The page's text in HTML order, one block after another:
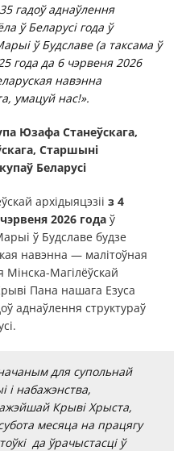
гадоў аднаўлення
ў Беларусі года ў
ў Будславе (а таксама ў
года да 6 чэрвеня 2026
навэнна
умацуй нас!».
Юзафа Станеўскага,
Старшыні
Беларусі
архідыяцэзіі з 4
2026 года ў
ў Будславе будзе
навэнна — малітоўная
Магілёўскай
Пана нашага Езуса
аднаўлення структураў
для супольнай
і набажэнства,
Крыві Хрыста,
месяца на працягу
да ўрачыстасці ў